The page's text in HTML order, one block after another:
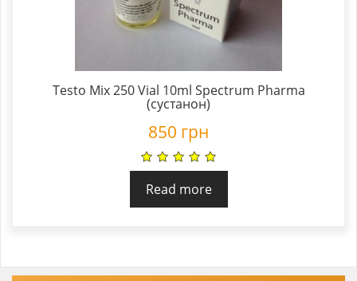
Testo Mix 250 Vial 10ml Spectrum Pharma
(сустанон)
850 грн
Read more